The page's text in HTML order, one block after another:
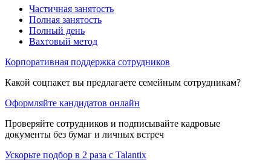
Частичная занятость
Полная занятость
Полный день
Вахтовый метод
Корпоративная поддержка сотрудников
Какой соцпакет вы предлагаете семейным сотрудникам?
Оформляйте кандидатов онлайн
Проверяйте сотрудников и подписывайте кадровые
документы без бумаг и личных встреч
Ускорьте подбор в 2 раза с Talantix